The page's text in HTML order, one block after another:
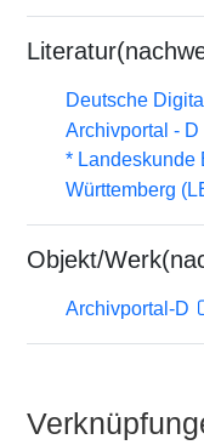
Deutsche
Archivportal - D
* Landeskunde
Württemberg
Objekt/
Archivportal-D